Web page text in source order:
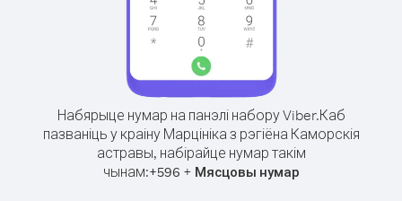
Набярыце нумар на панэлі набору Viber.Каб
пазваніць у краіну Марцініка з рэгіёна Каморскія
астравы, набірайце нумар такім
чынам:+596 + Мясцовы нумар